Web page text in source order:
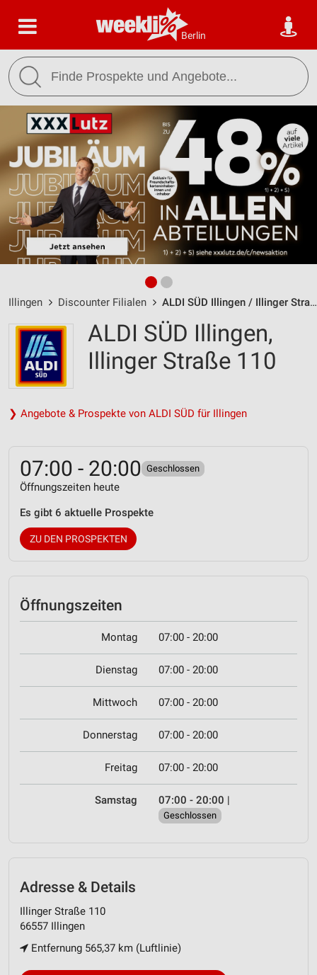
Berlin
Illingen Discounter Filialen ALDI SÜD Illingen / Illinger Straße 110 - Öffnungszeiten & Adresse
ALDI SÜD Illingen,
Illinger Straße 110
❯ Angebote & Prospekte von ALDI SÜD für Illingen
07:00 - 20:00 Geschlossen
Öffnungszeiten heute
Es gibt 6 aktuelle Prospekte
ZU DEN PROSPEKTEN
Öffnungszeiten
Montag 07:00 - 20:00
Dienstag 07:00 - 20:00
Mittwoch 07:00 - 20:00
Donnerstag 07:00 - 20:00
Freitag 07:00 - 20:00
Samstag 07:00 - 20:00 |
Geschlossen
Adresse & Details
Illinger Straße 110
66557 Illingen
Entfernung 565,37 km (Luftlinie)